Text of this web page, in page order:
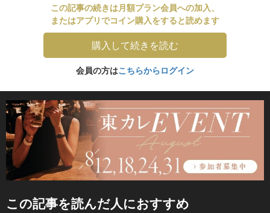
この記事の続きは月額プラン会員への加入、
またはアプリでコイン購入をすると読めます
購入して続きを読む
会員の方はこちらからログイン
この記事を読んだ人におすすめ